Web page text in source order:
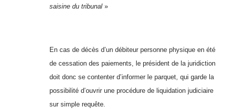
saisine du tribunal »
En cas de décès d’un débiteur personne physique en été
de cessation des paiements, le président de la juridiction
doit donc se contenter d’informer le parquet, qui garde la
possibilité d’ouvrir une procédure de liquidation judiciaire
sur simple requête.